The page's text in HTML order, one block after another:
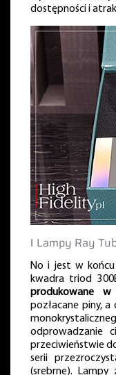
dostępności i
‖ Lampy Ray
No i jest w końcu
kwadra triod
produkowane w
pozłacane piny,
odprowadzanie
przeciwieństwie
serii
(srebrne).